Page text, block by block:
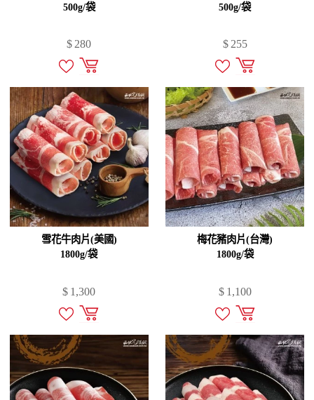
500g/袋
$ 280
500g/袋
$ 255
雪花牛肉片(美國)
1800g/袋
$ 1,300
梅花豬肉片(台灣)
1800g/袋
$ 1,100